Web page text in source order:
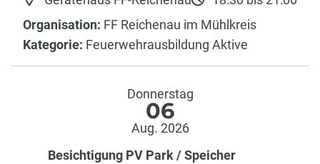
Organisation: FF Reichenau im Mühlkreis
Kategorie: Feuerwehrausbildung Aktive
Donnerstag
06
Aug. 2026
Besichtigung PV Park / Speicher